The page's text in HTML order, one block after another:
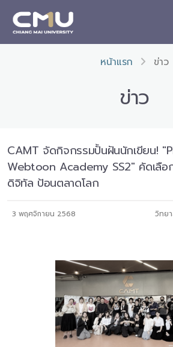
หน้าแรก ข่าว
ข่าว
CAMT จัดกิจกรรมปั้นฝันนักเขียน!
Webtoon Academy SS2" คัดเลือ
ดิจิทัล ป้อนตลาดโลก
3 พฤศจิกายน 2568 วิทย